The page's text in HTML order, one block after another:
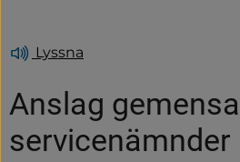
Lyssna
Anslag
servicenämnder